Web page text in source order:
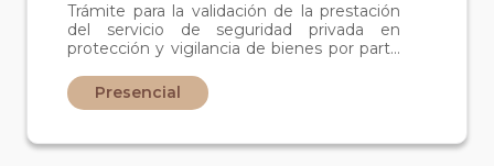
Trámite para la validación de la prestación
del servicio de seguridad privada en
protección y vigilancia de bienes por parte
comercial especializado en dicho ramo
Presencial